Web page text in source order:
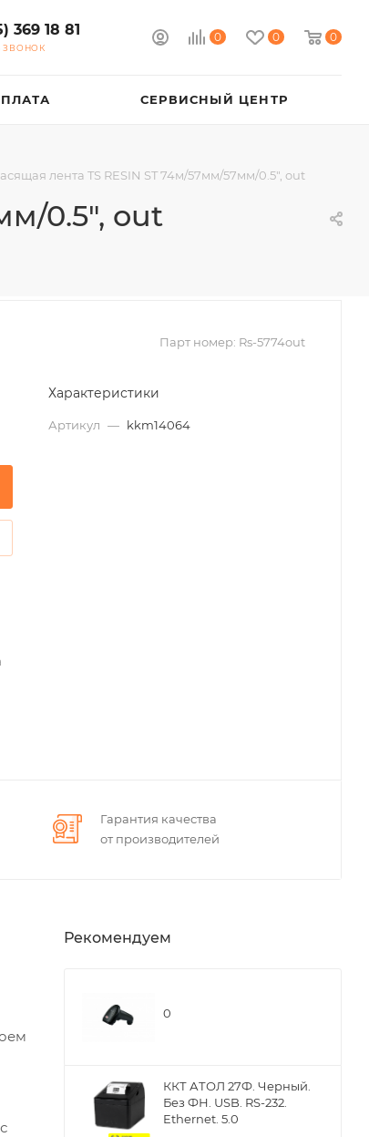
0 0 0
369 18 81
ЗВОНОК
СЕРВИСНЫЙ ЦЕНТР
лента TS RESIN ST 74м/57мм/57мм/0.5", out
0.5", out
Парт номер: Rs-5774out
Характеристики
Артикул — kkm14064
Гарантия качества
от производителей
Рекомендуем
0
ККТ АТОЛ 27Ф. Черный.
Без ФН. USB. RS-232.
Ethernet. 5.0